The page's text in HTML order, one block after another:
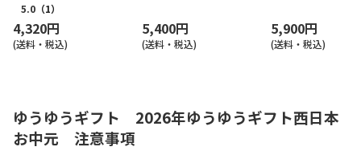
5.0 （1）
4,320円
(送料・税込)
5,400円
(送料・税込)
5,900円
(送料・税込)
ゆうゆうギフト 2026年ゆうゆうギフト西日本
お中元 注意事項